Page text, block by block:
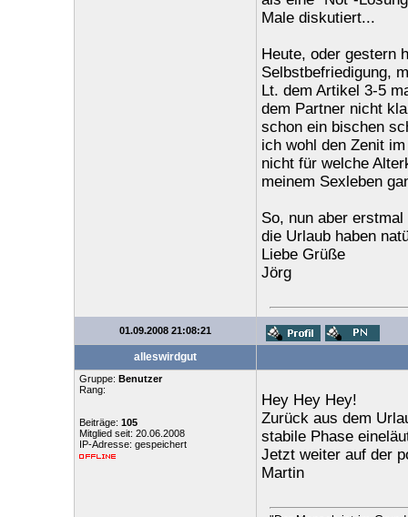
Male diskutiert...
Heute, oder gestern
Selbstbefriedigung,
Lt. dem Artikel 3-5
dem Partner nicht
schon ein bischen
ich wohl den Zenit
nicht für welche
meinem Sexleben
So, nun aber
die Urlaub haben
Liebe Grüße
Jörg
01.09.2008 21:08:21
alleswirdgut
Gruppe: Benutzer
Rang:
Beiträge: 105
Mitglied seit: 20.06.2008
IP-Adresse: gespeichert
Hey Hey Hey!
Zurück aus dem
stabile Phase
Jetzt weiter auf der
Martin